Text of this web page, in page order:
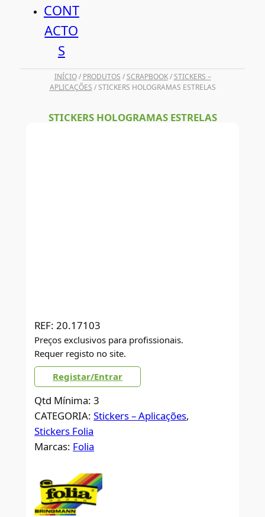
CONT
ACTO
S
INÍCIO/ PRODUTOS /SCRAPBOOK/STICKERS –
APLICAÇÕES / STICKERS HOLOGRAMAS ESTRELAS
STICKERS HOLOGRAMAS ESTRELAS
REF: 20.17103
Preços exclusivos para profissionais.
Requer registo no site.
Registar/Entrar
Qtd Mínima: 3
CATEGORIA:Stickers – Aplicações
Stickers Folia
Marcas: Folia